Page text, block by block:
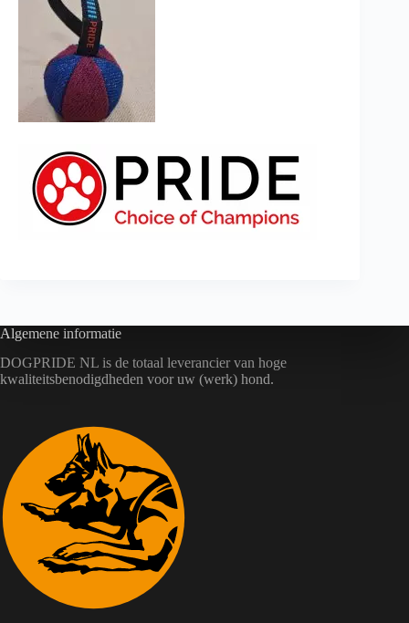
Algemene informatie
DOGPRIDE NL is de totaal leverancier van hoge
kwaliteitsbenodigdheden voor uw (werk) hond.